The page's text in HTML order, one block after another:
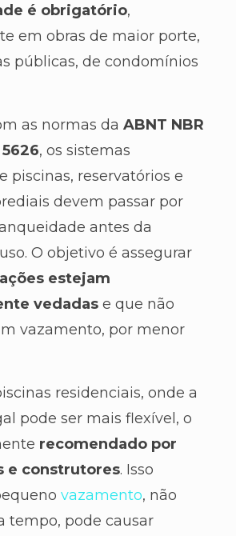
é obrigatório,
em obras de maior porte,
públicas, de condomínios
as normas da ABNT NBR
5626, os sistemas
piscinas, reservatórios e
devem passar por
antes da
O objetivo é assegurar
estejam
vedadase que não
vazamento, por menor
residenciais, onde a
pode ser mais flexível, o
recomendado por
e construtores. Isso
vazamento, não
tempo, pode causar